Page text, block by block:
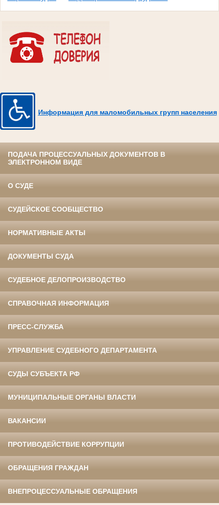
Информация для маломобильных групп населения
ПОДАЧА ПРОЦЕССУАЛЬНЫХ ДОКУМЕНТОВ В
ЭЛЕКТРОННОМ ВИДЕ
О СУДЕ
СУДЕЙСКОЕ СООБЩЕСТВО
НОРМАТИВНЫЕ АКТЫ
ДОКУМЕНТЫ СУДА
СУДЕБНОЕ ДЕЛОПРОИЗВОДСТВО
СПРАВОЧНАЯ ИНФОРМАЦИЯ
ПРЕСС-СЛУЖБА
УПРАВЛЕНИЕ СУДЕБНОГО ДЕПАРТАМЕНТА
СУДЫ СУБЪЕКТА РФ
МУНИЦИПАЛЬНЫЕ ОРГАНЫ ВЛАСТИ
ВАКАНСИИ
ПРОТИВОДЕЙСТВИЕ КОРРУПЦИИ
ОБРАЩЕНИЯ ГРАЖДАН
ВНЕПРОЦЕССУАЛЬНЫЕ ОБРАЩЕНИЯ